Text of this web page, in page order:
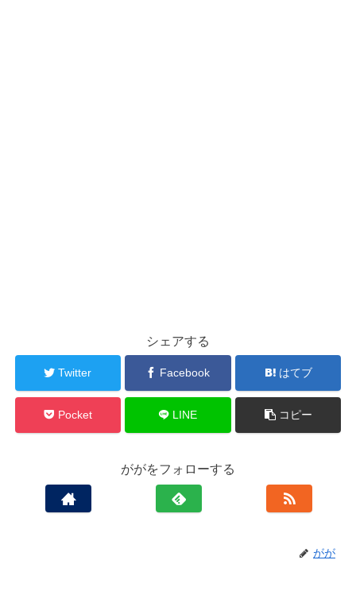
シェアする
Twitter Facebook はてブ
Pocket LINE コピー
ががをフォローする
がが